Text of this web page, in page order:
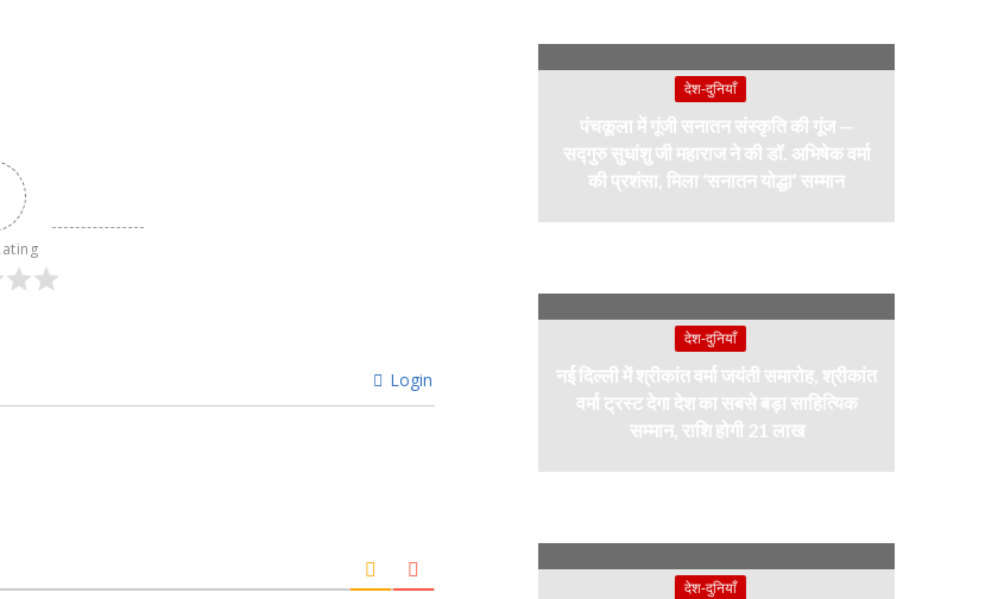
Login
देश-दुनियाँ
पंचकूला में गूंजी सनातन संस्कृति की गूंज —
सद्गुरु सुधांशु जी महाराज ने की डॉ. अभिषेक वर्मा
की प्रशंसा, मिला ‘सनातन योद्धा’ सम्मान
देश-दुनियाँ
नई दिल्ली में श्रीकांत वर्मा जयंती समारोह, श्रीकांत
वर्मा ट्रस्ट देगा देश का सबसे बड़ा साहित्यिक
सम्मान, राशि होगी 21 लाख
देश-दुनियाँ